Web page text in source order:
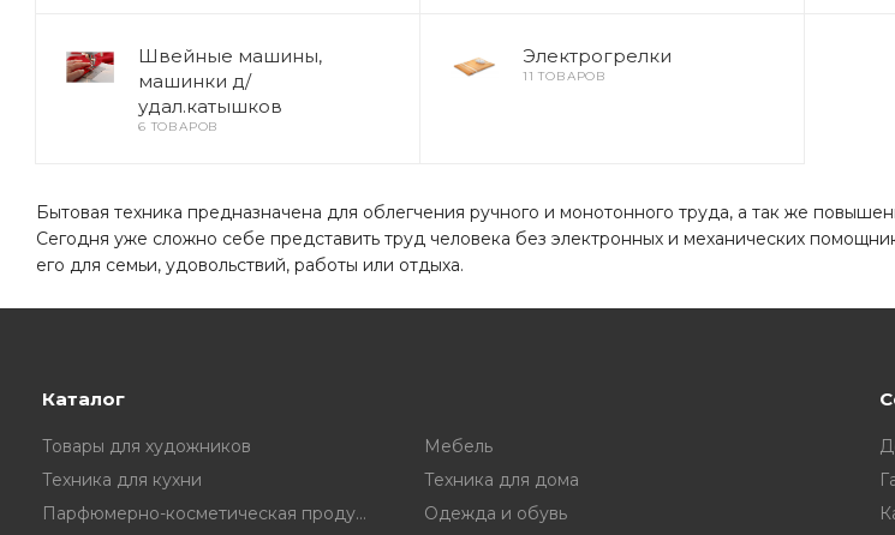
Швейные машины,
машинки д/
удал.катышков
6 ТОВАРОВ
Электрогрелки
11 ТОВАРОВ
Бытовая техника предназначена для облегчения ручного и монотонного труда, а так же
Сегодня уже сложно себе представить труд человека без электронных и механических
его для семьи, удовольствий, работы или отдыха.
Каталог
Товары для художников
Мебель
Техника для кухни
Техника для дома
Парфюмерно-косметическая продукция
Одежда и обувь